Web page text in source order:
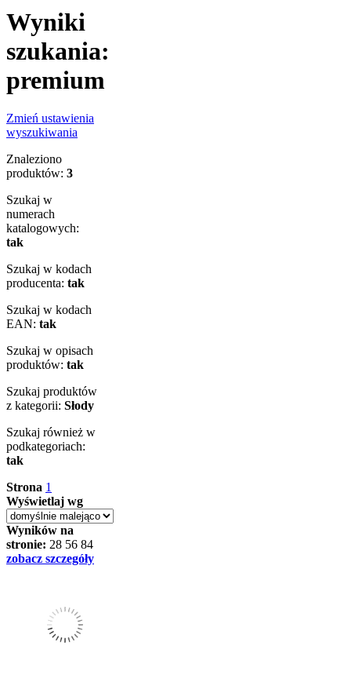
Wyniki
szukania:
premium
Zmień ustawienia
wyszukiwania
Znaleziono
produktów: 3
Szukaj w
numerach
katalogowych:
tak
Szukaj w kodach
producenta: tak
Szukaj w kodach
EAN: tak
Szukaj w opisach
produktów: tak
Szukaj produktów
z kategorii: Słody
Szukaj również w
podkategoriach:
tak
Strona 1
Wyświetlaj wg
Wyników na
stronie: 28 56 84
zobacz szczegóły